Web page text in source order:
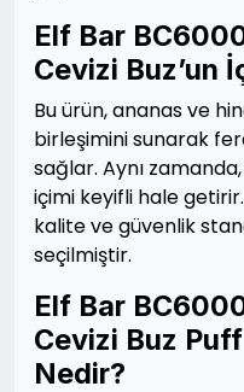
Elf Bar
Cevizi Buz’un
Bu ürün, ananas ve
birleşimini sunarak
sağlar. Aynı
içimi keyifli hale
kalite ve güvenlik
seçilmiştir.
Elf Bar
Cevizi Buz
Nedir?